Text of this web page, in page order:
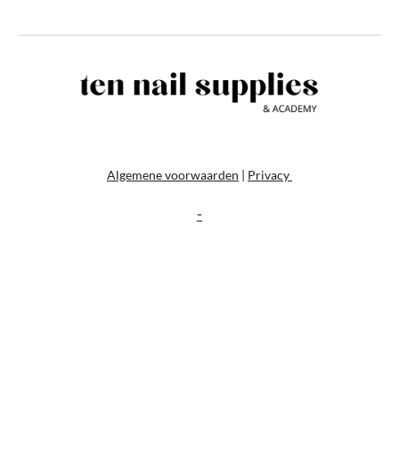
Algemene voorwaarden | Privacy
-